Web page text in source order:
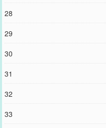
28
29
30
31
32
33